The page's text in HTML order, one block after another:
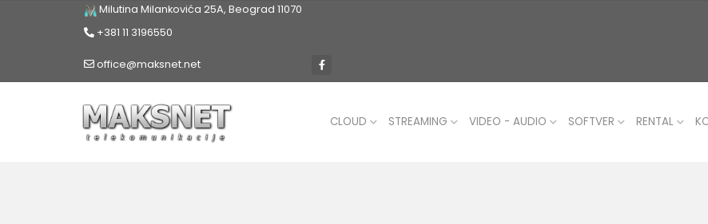
Milutina Milankovića 25A, Beograd 11070
+381 11 3196550
office@maksnet.net
CLOUD STREAMING VIDEO - AUDIO SOFTVER RENTAL